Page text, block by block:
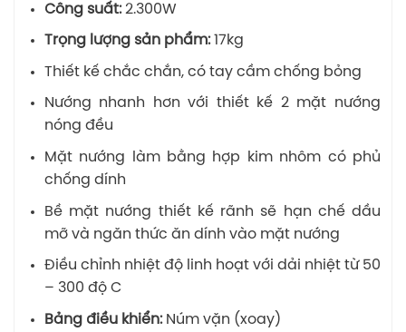
Công suất:2.300W
Trọng lượng sản phẩm:17kg
Thiết kế chắc chắn, có tay cầm chống bỏng
Nướng nhanh hơn với thiết kế 2 mặt nướng
nóng đều
Mặt nướng làm bằng hợp kim nhôm có phủ
chống dính
Bề mặt nướng thiết kế rãnh sẽ hạn chế dầu
mỡ và ngăn thức ăn dính vào mặt nướng
Điều chỉnh nhiệt độ linh hoạt với dải nhiệt từ 50
– 300 độ C
Bảng điều khiển:Núm vặn (xoay)